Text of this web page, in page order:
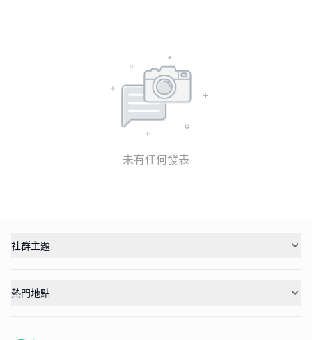
未有任何發表
社群主題
熱門地點